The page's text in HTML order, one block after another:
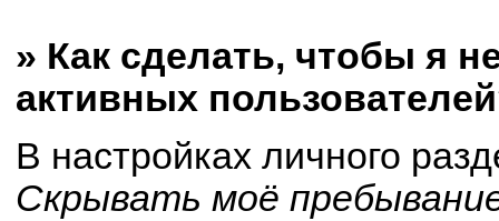
» Как сделать, чтобы я
активных
В настройках личного
Скрывать моё